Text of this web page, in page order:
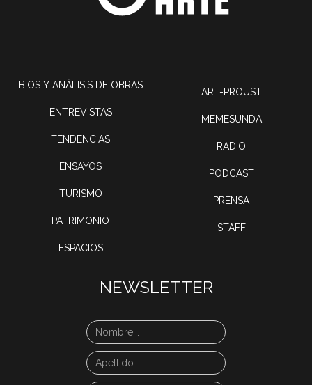
BIOS Y ANÁLISIS DE OBRAS
ENTREVISTAS
TENDENCIAS
ENSAYOS
TURISMO
PATRIMONIO
ESPACIOS
ART-PROUST
MEMESUNDA
RADIO
PODCAST
PRENSA
STAFF
NEWSLETTER